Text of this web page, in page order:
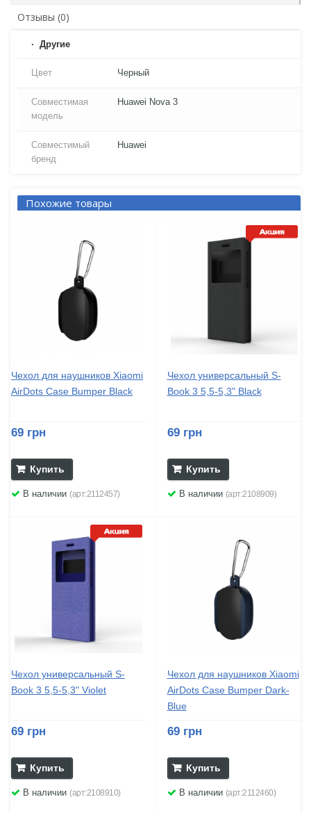
Отзывы (0)
Другие
Цвет Черный
Совместимая
модель
Huawei Nova 3
Совместимый
бренд
Huawei
Похожие товары
Чехол для наушников Xiaomi
AirDots Case Bumper Black
69 грн
Купить
В наличии (арт:2112457)
Чехол универсальный S-
Book 3 5,5-5,3" Black
69 грн
Купить
В наличии (арт:2108909)
Чехол универсальный S-
Book 3 5,5-5,3" Violet
69 грн
Купить
В наличии (арт:2108910)
Чехол для наушников Xiaomi
AirDots Case Bumper Dark-
Blue
69 грн
Купить
В наличии (арт:2112460)